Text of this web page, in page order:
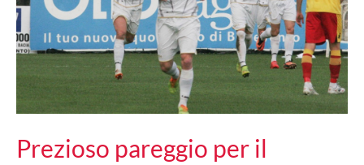
Prezioso pareggio per il